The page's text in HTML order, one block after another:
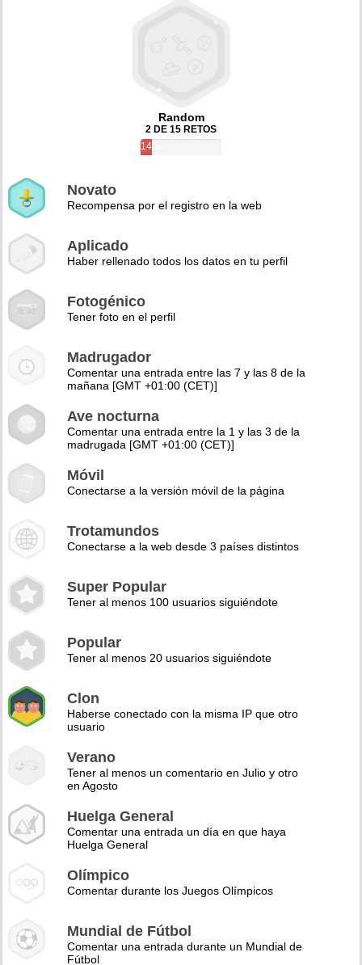
Random
2 DE 15 RETOS
14%
Novato
Recompensa por el registro en la web
Aplicado
Haber rellenado todos los datos en tu perfil
Fotogénico
Tener foto en el perfil
Madrugador
Comentar una entrada entre las 7 y las 8 de la
mañana [GMT +01:00 (CET)]
Ave nocturna
Comentar una entrada entre la 1 y las 3 de la
madrugada [GMT +01:00 (CET)]
Móvil
Conectarse a la versión móvil de la página
Trotamundos
Conectarse a la web desde 3 países distintos
Super Popular
Tener al menos 100 usuarios siguiéndote
Popular
Tener al menos 20 usuarios siguiéndote
Clon
Haberse conectado con la misma IP que otro
usuario
Verano
Tener al menos un comentario en Julio y otro
en Agosto
Huelga General
Comentar una entrada un día en que haya
Huelga General
Olímpico
Comentar durante los Juegos Olímpicos
Mundial de Fútbol
Comentar una entrada durante un Mundial de
Fútbol